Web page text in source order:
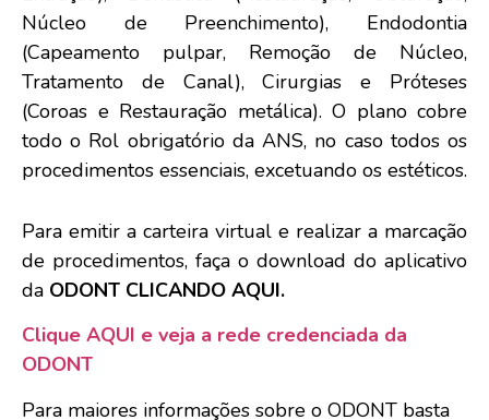
Núcleo de Preenchimento), Endodontia
(Capeamento pulpar, Remoção de Núcleo,
Tratamento de Canal), Cirurgias e Próteses
(Coroas e Restauração metálica). O plano cobre
todo o Rol obrigatório da ANS, no caso todos os
procedimentos essenciais, excetuando os estéticos.
Para emitir a carteira virtual e realizar a marcação
de procedimentos, faça o download do aplicativo
da ODONT CLICANDO AQUI.
Clique AQUI e veja a rede credenciada da
ODONT
Para maiores informações sobre o ODONT basta